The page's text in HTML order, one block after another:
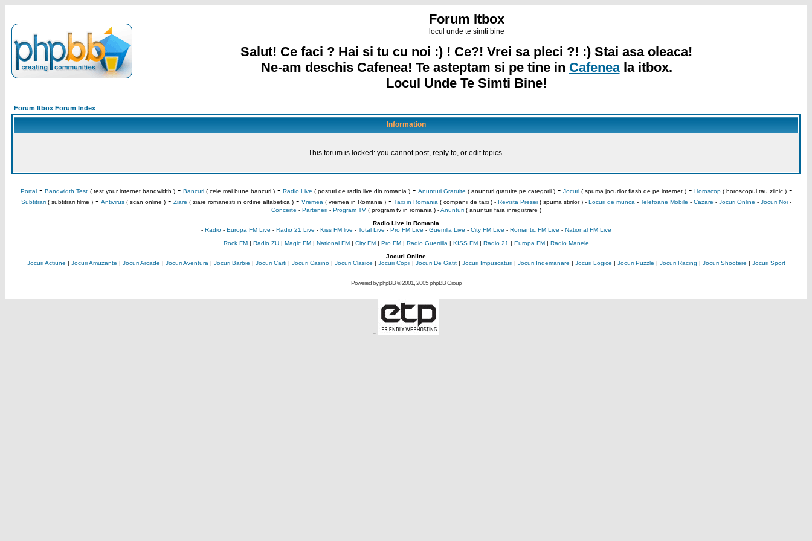
Forum Itbox
locul unde te simti bine
Salut! Ce faci ? Hai si tu cu noi :) ! Ce?! Vrei sa pleci ?! :) Stai asa oleaca!
Ne-am deschis Cafenea! Te asteptam si pe tine in Cafeneala itbox.
Locul Unde Te Simti Bine!
Forum Itbox Forum Index
Information
This forum is locked: you cannot post, reply to, or edit topics.
Portal- Bandwidth Test ( test your internet bandwidth )- Bancuri( cele mai bune bancuri )- Radio Live ( posturi de radio live din romania )- Anunturi Gratuite ( anunturi gratuite pe categorii )- Jocuri( spuma jocurilor flash de pe internet )- Horoscop( horoscopul tau zilnic )-
Subtitrari( subtitrari filme )- Antivirus( scan online )- Ziare ( ziare romanesti in ordine alfabetica )- Vremea ( vremea in Romania )- Taxi in Romania ( companii de taxi ) - Revista Presei( spuma stirilor ) - Locuri de munca - Telefoane Mobile - Cazare - Jocuri Online - Jocuri Noi-
Concerte - Parteneri- Program TV( program tv in romania )-Anunturi( anunturi fara inregistrare )
Radio Live in Romania
- Radio- Europa FM Live - Radio 21 Live - Kiss FM live - Total Live - Pro FM Live - Guerrilla Live - City FM Live - Romantic FM Live - National FM Live
Rock FM| Radio ZU| Magic FM| National FM| City FM| Pro FM| Radio Guerrilla | KISS FM| Radio 21 | Europa FM| Radio Manele
Jocuri Online
Jocuri Actiune | Jocuri Amuzante | Jocuri Arcade | Jocuri Aventura | Jocuri Barbie | Jocuri Carti| Jocuri Casino| Jocuri Clasice | Jocuri Copii| Jocuri De Gatit| Jocuri Impuscaturi| Jocuri Indemanare | Jocuri Logice | Jocuri Puzzle | Jocuri Racing | Jocuri Shootere | Jocuri Sport
Powered byphpBB© 2001, 2005 phpBB Group
-